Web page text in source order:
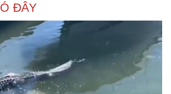
ĐÂY